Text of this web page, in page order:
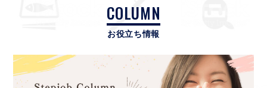
COLUMN
お役立ち情報